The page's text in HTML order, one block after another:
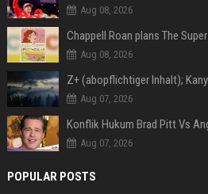
Aug 08, 2026
Aug 08, 2026
Aug 07, 2026
Konflik Hukum Brad Pitt Vs
Aug 07, 2026
POPULAR POSTS